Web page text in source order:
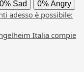
0% Sad 0% Angry
adesso è possibile:
Italia compie